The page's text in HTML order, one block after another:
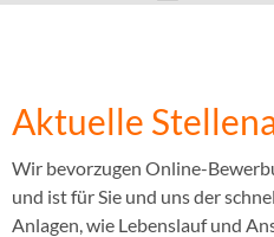
Aktuelle
Wir bevorzugen Online-
und ist für Sie und uns der
Anlagen, wie Lebenslauf und